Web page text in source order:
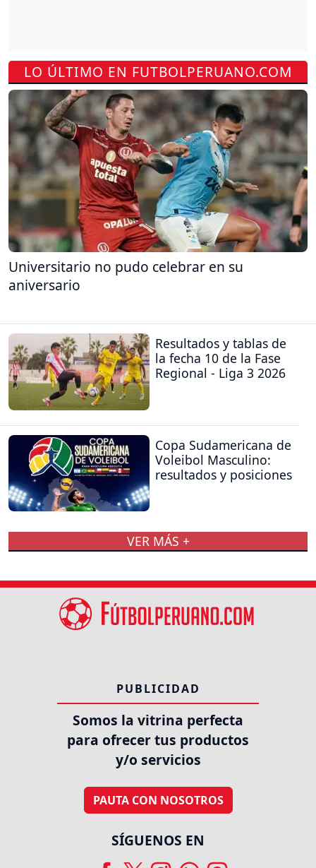
LO ÚLTIMO EN FUTBOLPERUANO.COM
Universitario no pudo celebrar en su
aniversario
Resultados y tablas de
la fecha 10 de la Fase
Regional - Liga 3 2026
Copa Sudamericana de
Voleibol Masculino:
resultados y posiciones
VER MÁS +
PUBLICIDAD
Somos la vitrina perfecta
para ofrecer tus productos
y/o servicios
PAUTA CON NOSOTROS
SÍGUENOS EN